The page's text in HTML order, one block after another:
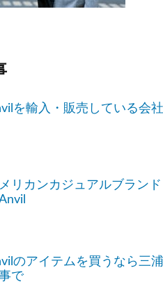
を輸入・販売している会社
リカンカジュアルブランド
のアイテムを買うなら三浦
で